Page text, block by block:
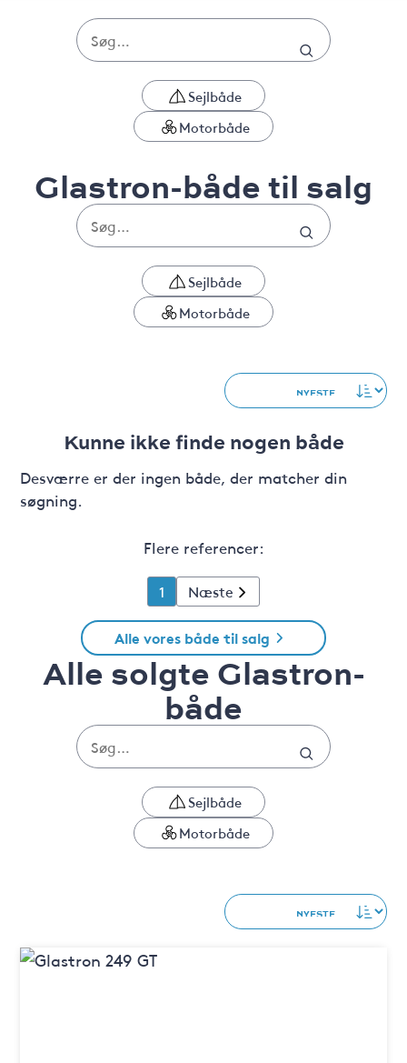
Sejlbåde
Motorbåde
Glastron-både til salg
Sejlbåde
Motorbåde
Kunne ikke finde nogen både
Desværre er der ingen både, der matcher din
søgning.
Flere referencer:
1 Næste
Alle vores både til salg
Alle solgte Glastron-
både
Sejlbåde
Motorbåde